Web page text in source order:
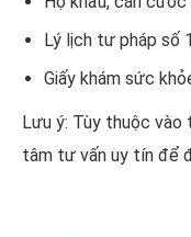
Lý lịch tư pháp số
Giấy khám sức
Lưu ý: Tùy thuộc vào
tâm tư vấn uy tín để